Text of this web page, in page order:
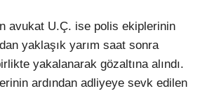
avukat U.Ç. ise polis ekiplerinin
yaklaşık yarım saat sonra
yakalanarak gözaltına alındı.
ardından adliyeye sevk edilen